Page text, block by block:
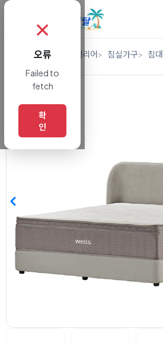
렌탈 가구/인테리어 침실가구 침대
✗
오류
Failed to
fetch
확
인